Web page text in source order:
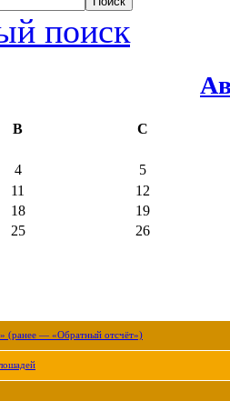
поиск
В С
4
5
11
12
18
19
25
26
(ранее — «Обратный отсчёт»)